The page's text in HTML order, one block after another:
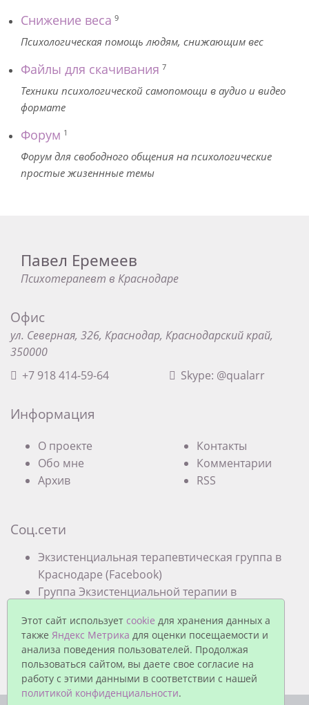
Снижение веса 9
Психологическая помощь людям, снижающим вес
Файлы для скачивания 7
Техники психологической самопомощи в аудио и видео
формате
Форум 1
Форум для свободного общения на психологические
простые жизеннные темы
Павел Еремеев
Психотерапевт в Краснодаре
Офис
ул. Северная, 326, Краснодар, Краснодарский край,
350000
+7 918 414-59-64
Skype: @qualarr
Информация
О проекте
Обо мне
Архив
Контакты
Комментарии
RSS
Соц.сети
Экзистенциальная терапевтическая группа в
Краснодаре (Facebook)
Группа Экзистенциальной терапии в
Этот сайт использует cookie для хранения данных а
также Яндекс Метрика для оценки посещаемости и
анализа поведения пользователей. Продолжая
пользоваться сайтом, вы даете свое согласие на
работу с этими данными в соответствии с нашей
политикой конфиденциальности.